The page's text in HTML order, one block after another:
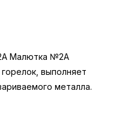
Малютка №2А
выполняет
металла.